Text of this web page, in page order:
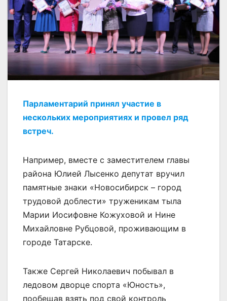
Парламентарий принял участие в
нескольких мероприятиях и провел ряд
встреч.
Например, вместе с заместителем главы
района Юлией Лысенко депутат вручил
памятные знаки «Новосибирск – город
трудовой доблести» труженикам тыла
Марии Иосифовне Кожуховой и Нине
Михайловне Рубцовой, проживающим в
городе Татарске.
Также Сергей Николаевич побывал в
ледовом дворце спорта «Юность»,
пообещав взять под свой контроль